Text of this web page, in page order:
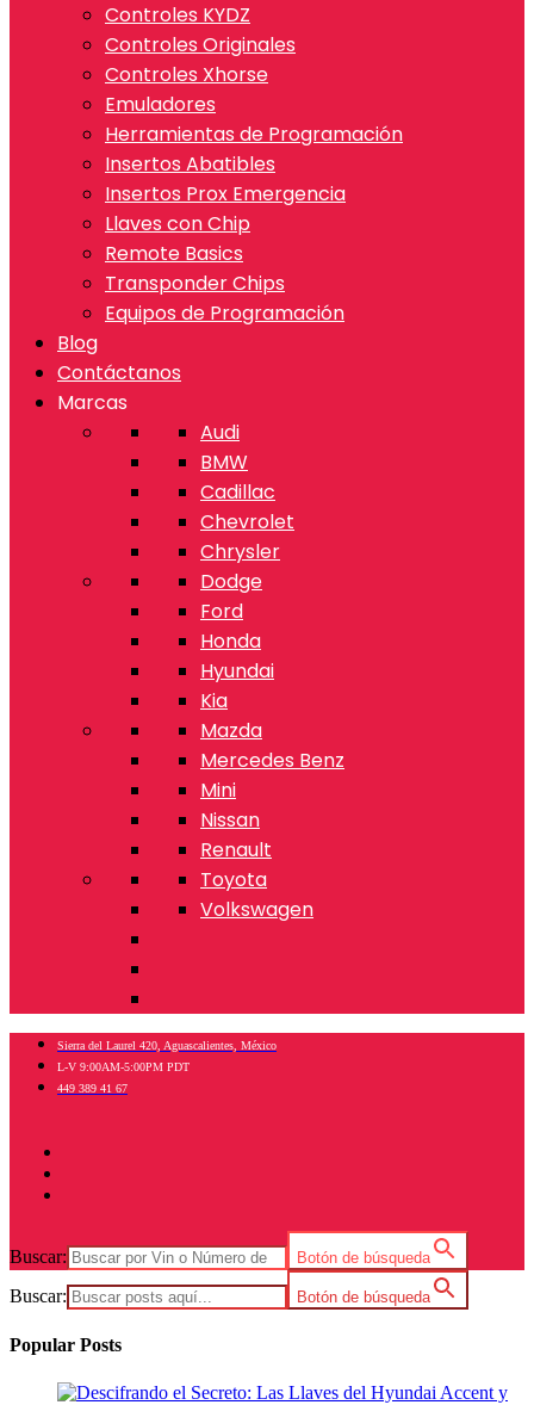
Controles KYDZ
Controles Originales
Controles Xhorse
Emuladores
Herramientas de Programación
Insertos Abatibles
Insertos Prox Emergencia
Llaves con Chip
Remote Basics
Transponder Chips
Equipos de Programación
Blog
Contáctanos
Marcas
Audi
BMW
Cadillac
Chevrolet
Chrysler
Dodge
Ford
Honda
Hyundai
Kia
Mazda
Mercedes Benz
Mini
Nissan
Renault
Toyota
Volkswagen
Sierra del Laurel 420, Aguascalientes, México
L-V 9:00AM-5:00PM PDT
449 389 41 67
Buscar: Botón de búsqueda
Buscar: Botón de búsqueda
Popular Posts